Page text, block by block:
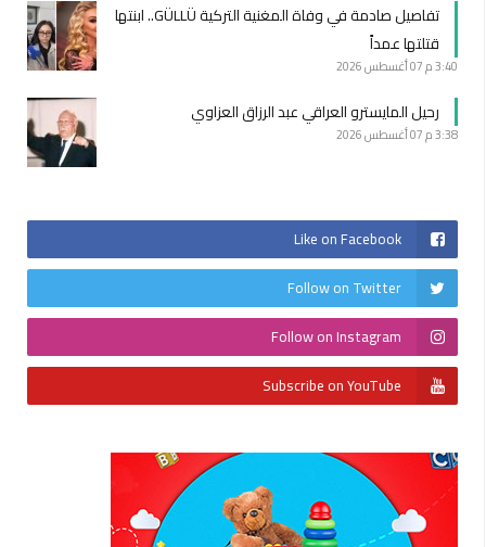
تفاصيل صادمة في وفاة المغنية التركية GÜLLÜ.. ابنتها
قتلتها عمداً
3:40 م 07 أغسطس 2026
رحيل المايسترو العراقي عبد الرزاق العزاوي
3:38 م 07 أغسطس 2026
Like on Facebook
Follow on Twitter
Follow on Instagram
Subscribe on YouTube